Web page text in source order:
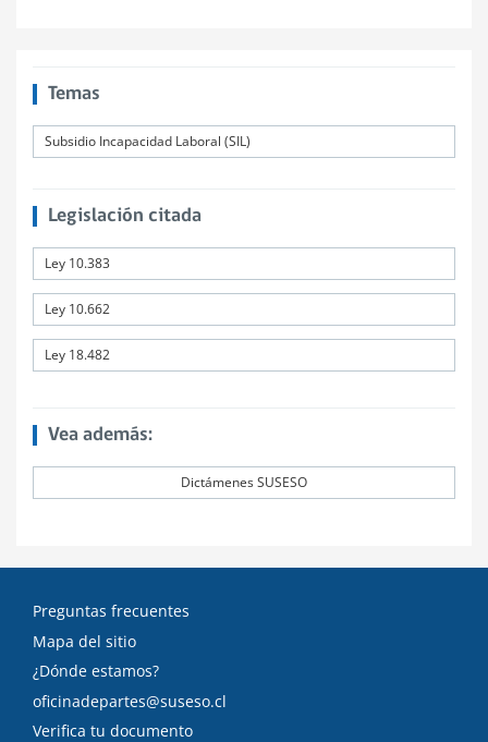
Temas
Subsidio Incapacidad Laboral (SIL)
Legislación citada
Ley 10.383
Ley 10.662
Ley 18.482
Vea además:
Dictámenes SUSESO
Preguntas frecuentes
Mapa del sitio
¿Dónde estamos?
oficinadepartes@suseso.cl
Verifica tu documento